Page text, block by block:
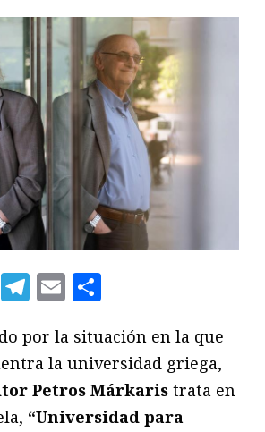
Twitter
Telegram
Email
por la situación en la que
la universidad griega,
Petros Márkaris trata en
“Universidad para